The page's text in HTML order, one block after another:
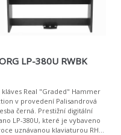
LP-380U RWBK
kláves Real "Graded" Hammer
v provedení Palisandrová
černá. Prestižní digitální
LP-380U, které je vybaveno
uznávanou klaviaturou RH3,